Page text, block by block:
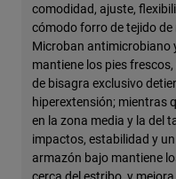
comodidad, ajuste,
cómodo forro de tejido
Microban antimicrobiano
mantiene los pies
de bisagra exclusivo
hiperextensión; mientras
en la zona media y la del
impactos, estabilidad y
armazón bajo mantiene